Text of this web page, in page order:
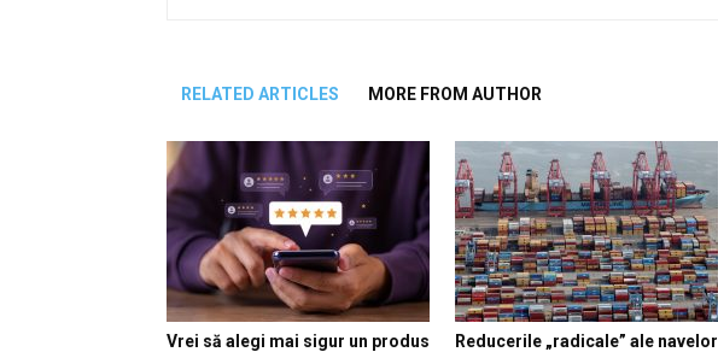
RELATED ARTICLES MORE FROM AUTHOR
Vrei să alegi mai sigur un produs
Reducerile „radicale” ale navelor